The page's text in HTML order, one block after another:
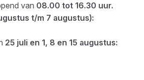
kiezen
renovatie en
van 08.00 tot 16.30 uur.
t/m 7 augustus):
25 juli en 1, 8 en 15 augustus: